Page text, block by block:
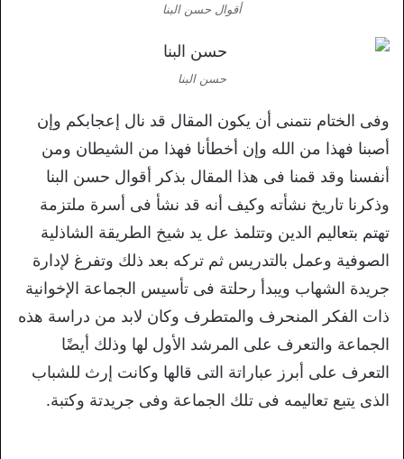
أقوال حسن البنا
حسن البنا
وفى الختام نتمنى أن يكون المقال قد نال إعجابكم وإن
أصبنا فهذا من الله وإن أخطأنا فهذا من الشيطان ومن
أنفسنا وقد قمنا فى هذا المقال بذكر أقوال حسن البنا
وذكرنا تاريخ نشأته وكيف أنه قد نشأ فى أسرة ملتزمة
تهتم بتعاليم الدين وتتلمذ عل يد شيخ الطريقة الشاذلية
الصوفية وعمل بالتدريس ثم تركه بعد ذلك وتفرغ لإدارة
جريدة الشهاب ويبدأ رحلتة فى تأسيس الجماعة الإخوانية
ذات الفكر المنحرف والمتطرف وكان لابد من دراسة هذه
الجماعة والتعرف على المرشد الأول لها وذلك أيضًا
التعرف على أبرز عباراتة التى قالها وكانت إرث للشباب
الذى يتبع تعاليمه فى تلك الجماعة وفى جريدتة وكتبة.